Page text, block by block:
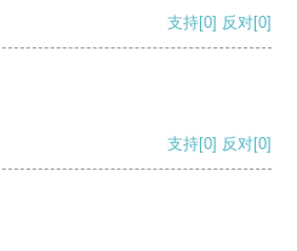
支持[0] 反对[0]
支持[0] 反对[0]